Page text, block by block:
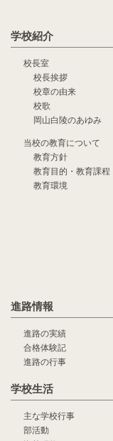
学校紹介
校長室
校長挨拶
校章の由来
校歌
岡山白陵のあゆみ
当校の教育について
教育方針
教育目的・教育課程
教育環境
進路情報
進路の実績
合格体験記
進路の行事
学校生活
主な学校行事
部活動